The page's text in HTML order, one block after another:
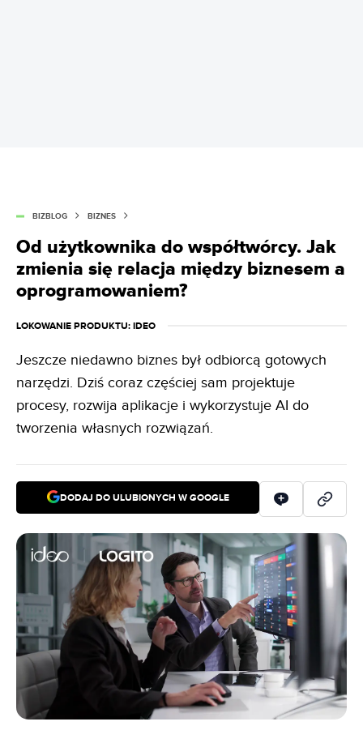
BIZBLOG BIZNES
Od użytkownika do współtwórcy. Jak
zmienia się relacja między biznesem a
oprogramowaniem?
LOKOWANIE PRODUKTU: IDEO
Jeszcze niedawno biznes był odbiorcą gotowych
narzędzi. Dziś coraz częściej sam projektuje
procesy, rozwija aplikacje i wykorzystuje AI do
tworzenia własnych rozwiązań.
DODAJ DO ULUBIONYCH W GOOGLE